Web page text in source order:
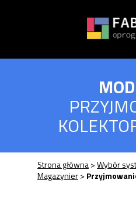
Strona główna>Wybór
Magazynier>